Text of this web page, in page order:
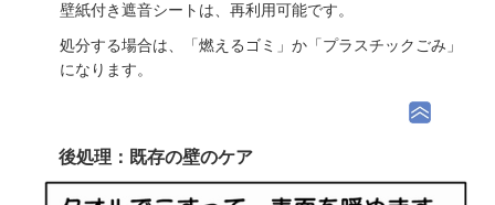
壁紙付き遮音シートは、再利用可能です。
処分する場合は、「燃えるゴミ」か「プラスチックごみ」
になります。
後処理：既存の壁のケア